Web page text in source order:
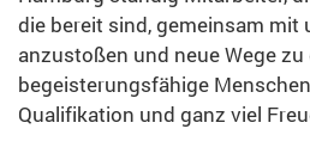
die bereit sind, gemeinsam mit
anzustoßen und neue Wege
begeisterungsfähige
Qualifikation und ganz viel